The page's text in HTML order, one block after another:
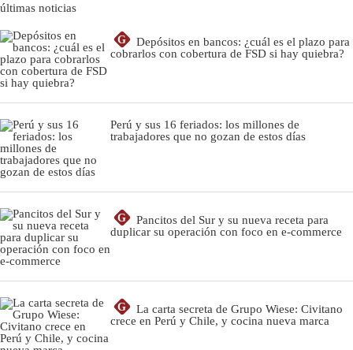
últimas noticias
G
Depósitos en bancos: ¿cuál es el plazo para
cobrarlos con cobertura de FSD si hay quiebra?
Perú y sus 16 feriados: los millones de
trabajadores que no gozan de estos días
G
Pancitos del Sur y su nueva receta para
duplicar su operación con foco en e-commerce
G
La carta secreta de Grupo Wiese: Civitano
crece en Perú y Chile, y cocina nueva marca